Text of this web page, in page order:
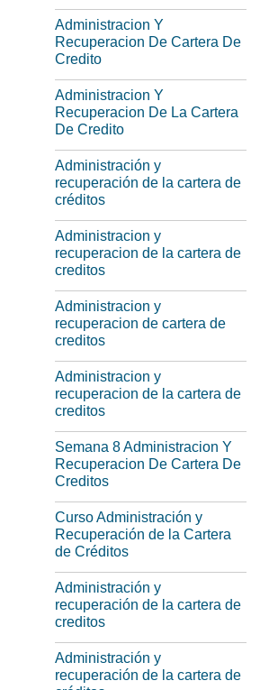
Administracion Y
Recuperacion De Cartera De
Credito
Administracion Y
Recuperacion De La Cartera
De Credito
Administración y
recuperación de la cartera de
créditos
Administracion y
recuperacion de la cartera de
creditos
Administracion y
recuperacion de cartera de
creditos
Administracion y
recuperacion de la cartera de
creditos
Semana 8 Administracion Y
Recuperacion De Cartera De
Creditos
Curso Administración y
Recuperación de la Cartera
de Créditos
Administración y
recuperación de la cartera de
creditos
Administración y
recuperación de la cartera de